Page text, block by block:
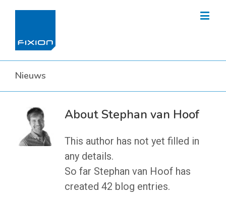
Nieuws
About Stephan van Hoof
This author has not yet filled in
any details.
So far Stephan van Hoof has
created 42 blog entries.